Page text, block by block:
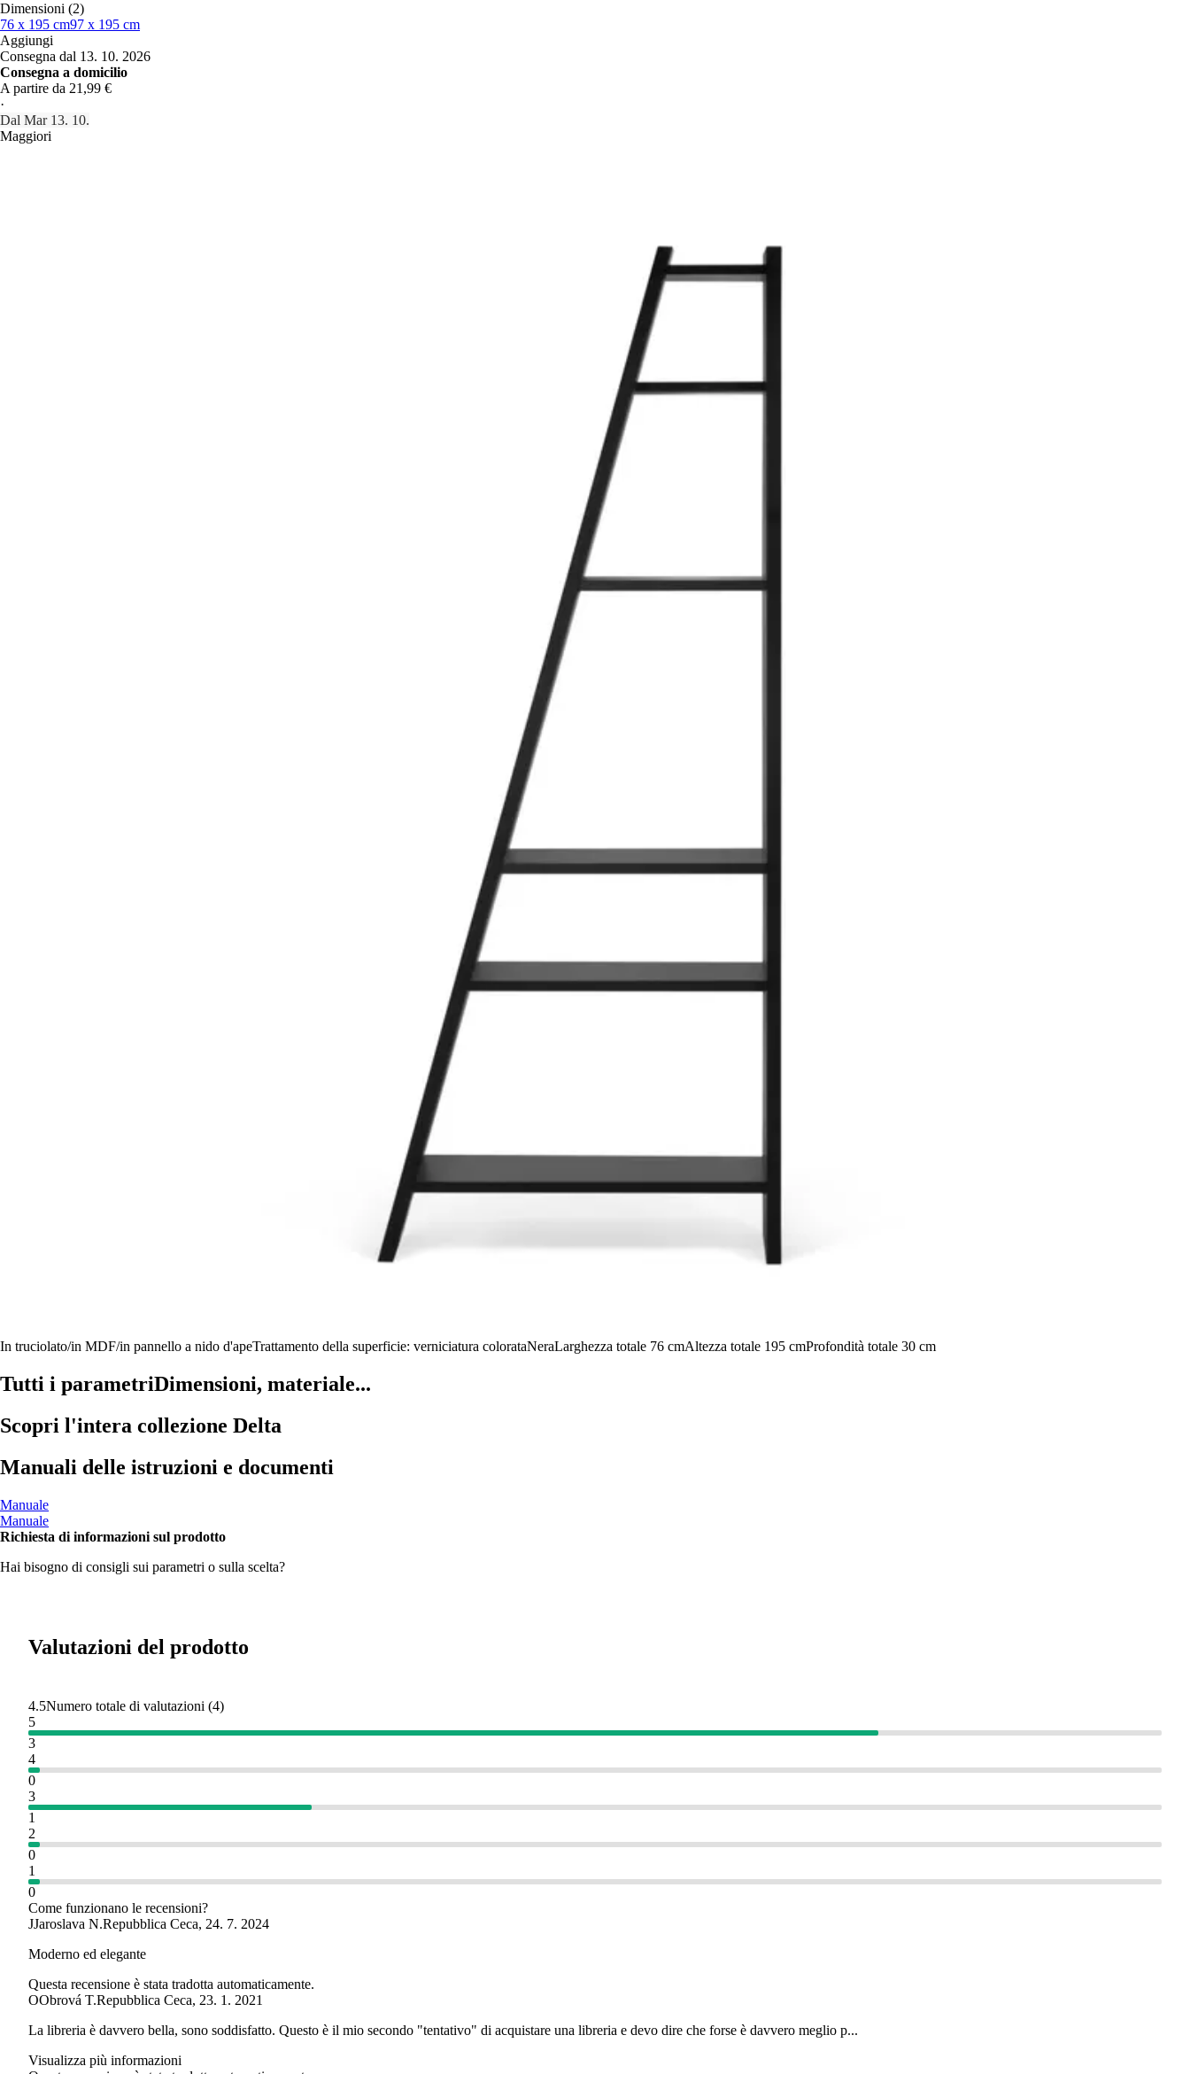
Dimensioni (2)
76 x 195 cm97 x 195 cm
Aggiungi
Consegna dal 13. 10. 2026
Consegna a domicilio
A partire da 21,99 €
·
Dal Mar 13. 10.
Maggiori
In truciolato/in MDF/in pannello a nido d'apeTrattamento della superficie: verniciatura colorataNeraLarghezza totale 76 cmAltezza totale 195 cmProfondità totale 30 cm
Tutti i parametriDimensioni, materiale...
Scopri l'intera collezione Delta
Manuali delle istruzioni e documenti
Manuale
Manuale
Richiesta di informazioni sul prodotto
Hai bisogno di consigli sui parametri o sulla scelta?
Valutazioni del prodotto
4.5Numero totale di valutazioni (4)
5
3
4
0
3
1
2
0
1
0
Come funzionano le recensioni?
JJaroslava N.Repubblica Ceca, 24. 7. 2024
Moderno ed elegante
Questa recensione è stata tradotta automaticamente.
OObrová T.Repubblica Ceca, 23. 1. 2021
La libreria è davvero bella, sono soddisfatto. Questo è il mio secondo "tentativo" di acquistare una libreria e devo dire che forse è davvero meglio p...
Visualizza più informazioni